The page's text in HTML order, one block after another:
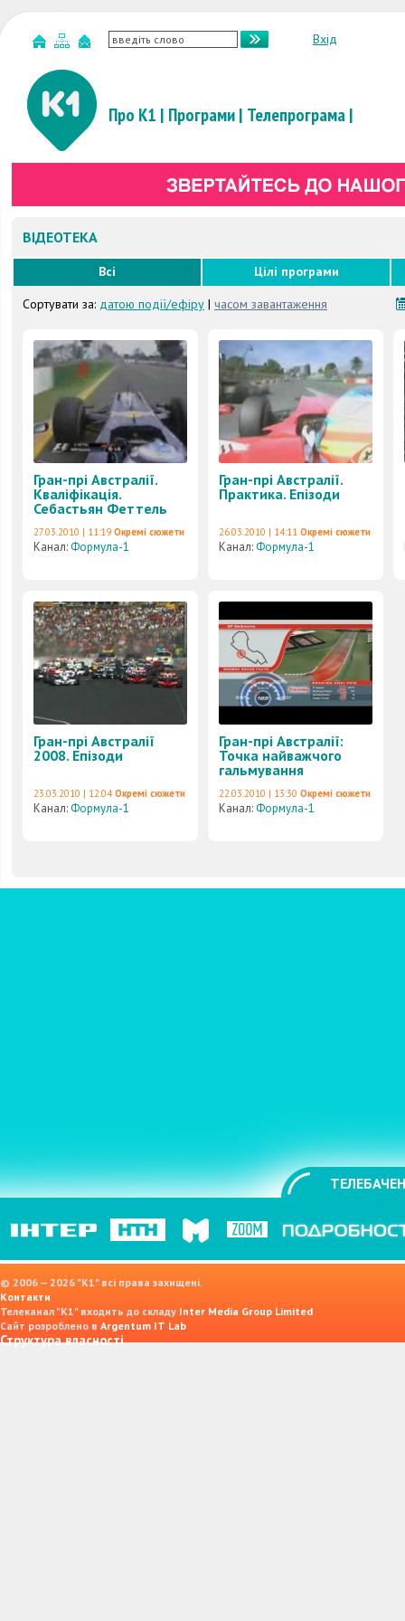
Вхід
Про К1 | Програми| Телепрограма|
ВІДЕОТЕКА
Всі
Цілі програми
Сортувати за: датою події/ефіру | часом завантаження
Гран-прі Австралії.
Кваліфікація.
Себастьян Феттель
27.03.2010 | 11:19 Окремі сюжети
Канал:Формула-1
Гран-прі Австралії.
Практика. Епізоди
26.03.2010 | 14:11 Окремі сюжети
Канал:Формула-1
Гран-прі Австралії
2008. Епізоди
23.03.2010 | 12:04 Окремі сюжети
Канал:Формула-1
Гран-прі Австралії:
Точка найважчого
гальмування
22.03.2010 | 13:30 Окремі сюжети
Канал:Формула-1
© 2006 — 2026 "K1" всі права захищені.
Контакти
Телеканал "К1" входить до складу Inter Media Group Limited
Сайт розроблено в Argentum IT Lab
Структура власності